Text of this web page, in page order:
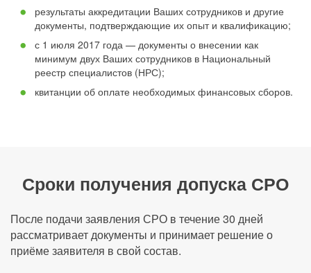
результаты аккредитации Ваших сотрудников и другие
документы, подтверждающие их опыт и квалификацию;
с 1 июля 2017 года — документы о внесении как
минимум двух Ваших сотрудников в Национальный
реестр специалистов (НРС);
квитанции об оплате необходимых финансовых сборов.
Сроки получения допуска СРО
После подачи заявления СРО в течение 30 дней
рассматривает документы и принимает решение о
приёме заявителя в свой состав.